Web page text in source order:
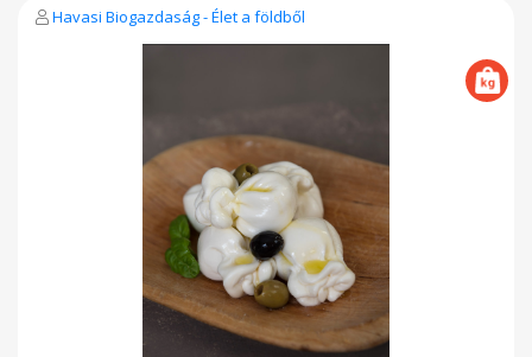
Havasi Biogazdaság - Élet a földből